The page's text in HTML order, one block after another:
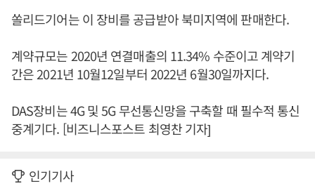
쏠리드기어는 이 장비를 공급받아 북미지역에 판매한다.
계약규모는 2020년 연결매출의 11.34% 수준이고 계약기
간은 2021년 10월12일부터 2022년 6월30일까지다.
DAS장비는 4G 및 5G 무선통신망을 구축할 때 필수적 통신
중계기다. [비즈니스포스트 최영찬 기자]
인기기사